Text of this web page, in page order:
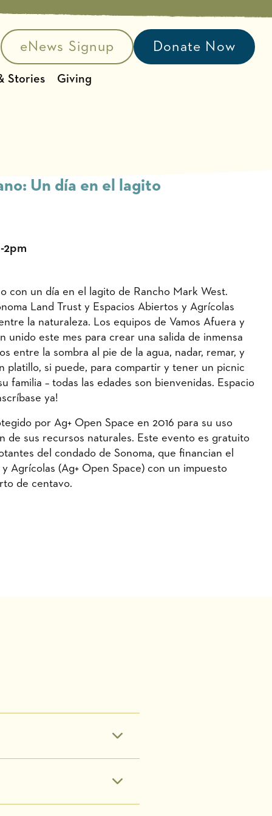
eNews Signup Donate Now
Stories Giving
Un día en el lagito
2pm
con un día en el lagito de Rancho Mark West.
Land Trust y Espacios Abiertos y Agrícolas
la naturaleza. Los equipos de Vamos Afuera y
unido este mes para crear una salida de inmensa
entre la sombra al pie de la agua, nadar, remar, y
platillo, si puede, para compartir y tener un picnic
familia – todas las edades son bienvenidas. Espacio
ya!
por Ag+ Open Space en 2016 para su uso
de sus recursos naturales. Este evento es gratuito
del condado de Sonoma, que financian el
Agrícolas (Ag+ Open Space) con un impuesto
de centavo.